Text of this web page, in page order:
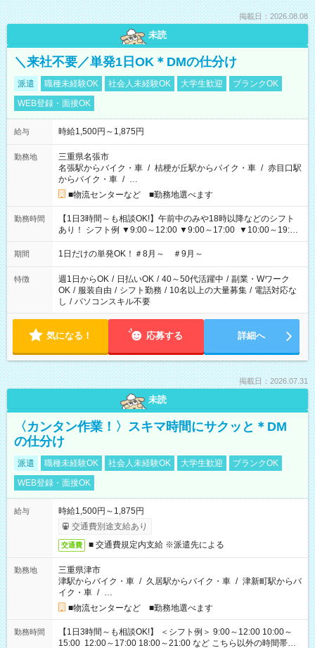
掲載日：2026.08.08
未読
＼来社不要／単発1日OK＊DMの仕分け
派遣 職種未経験OK 社会人未経験OK 大学生歓迎
ブランクOK
WEB登録・面接OK
給与 時給1,500円～1,875円
勤務地
三重県名張市
名張駅からバイク・車 / 桔梗が丘駅からバイク・車 / 赤目口駅
からバイク・車 / …
■物流センターなど ■勤務地選べます
勤務時間
【1日3時間～も相談OK!】午前中のみや18時以降などのシフト
あり！ シフト例 ▼9:00～12:00 ▼9:00～17:00 ▼10:00～19:00
▼18:00～21:00
期間 1日だけの単発OK！＃8月～ ＃9月～
特徴 週1日からOK / 日払いOK / 40～50代活躍中 / 副業・Wワーク
OK / 服装自由 / シフト勤務 / 10名以上の大量募集 / 電話対応な
し / パソコンスキル不要
気になる！ 応募する 詳細へ
掲載日：2026.07.31
未読
〈カンタン作業！〉スキマ時間にサクッと＊DM
の仕分け
派遣 職種未経験OK 社会人未経験OK 大学生歓迎
ブランクOK
WEB登録・面接OK
給与
時給1,500円～1,875円
交通費別途支給あり
交通費 ■ 交通費規定内支給 ※派遣先による
勤務地
三重県津市
津駅からバイク・車 / 久居駅からバイク・車 / 津新町駅からバ
イク・車 / …
■物流センターなど ■勤務地選べます
勤務時間
【1日3時間～も相談OK!】 ＜シフト例＞ 9:00～12:00 10:00～
15:00 12:00～17:00 18:00～21:00 など こちら以外の時間帯も